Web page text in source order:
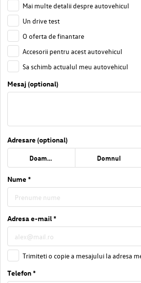
Mai multe detalii despre autovehicul
Un drive test
O oferta de finantare
Accesorii pentru acest autovehicul
Sa schimb actualul meu autovehicul
Mesaj (optional)
Adresare (optional)
Doamna Domnul
Nume *
Adresa e-mail *
Trimiteti o copie a mesajului la adresa
Telefon *